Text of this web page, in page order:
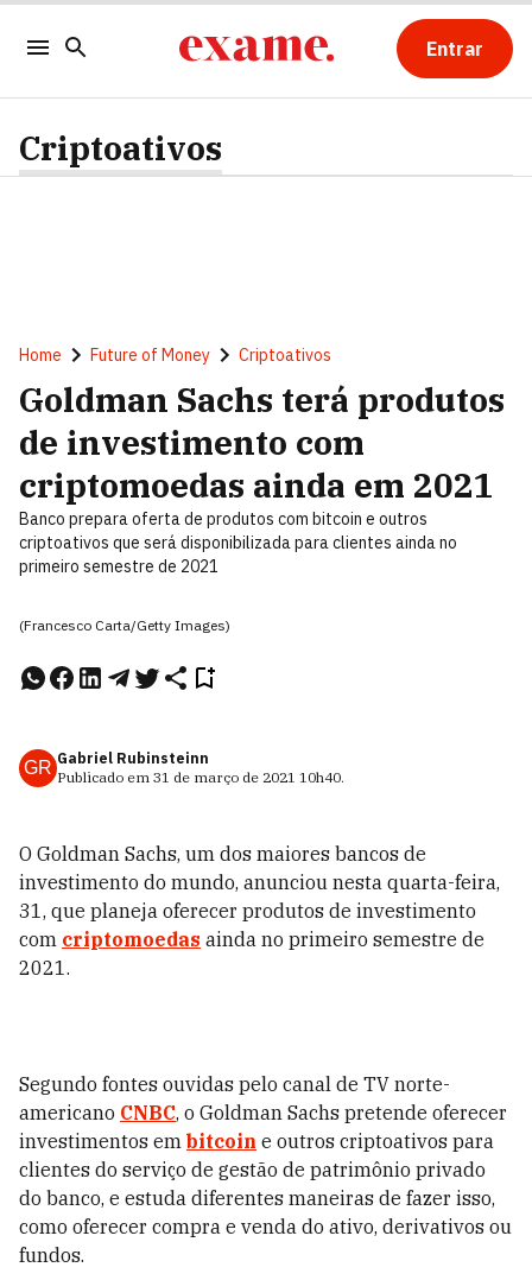
Entrar
Criptoativos
Home Future of Money Criptoativos
Goldman Sachs terá produtos
de investimento com
criptomoedas ainda em 2021
Banco prepara oferta de produtos com bitcoin e outros
criptoativos que será disponibilizada para clientes ainda no
primeiro semestre de 2021
(Francesco Carta/Getty Images)
GR Gabriel Rubinsteinn
Publicado em 31 de março de 2021 10h40.
O Goldman Sachs, um dos maiores bancos de
investimento do mundo, anunciou nesta quarta-feira,
31, que planeja oferecer produtos de investimento
com criptomoedas ainda no primeiro semestre de
2021.
Segundo fontes ouvidas pelo canal de TV norte-
americano CNBC, o Goldman Sachs pretende oferecer
investimentos em bitcoin e outros criptoativos para
clientes do serviço de gestão de patrimônio privado
do banco, e estuda diferentes maneiras de fazer isso,
como oferecer compra e venda do ativo, derivativos ou
fundos.